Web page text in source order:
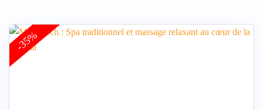
-35%